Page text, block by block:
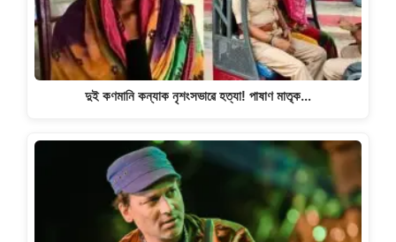
দুই কণমানি কন্যাক নৃশংসভাৱে হত্যা! পাষাণ মাতৃক…